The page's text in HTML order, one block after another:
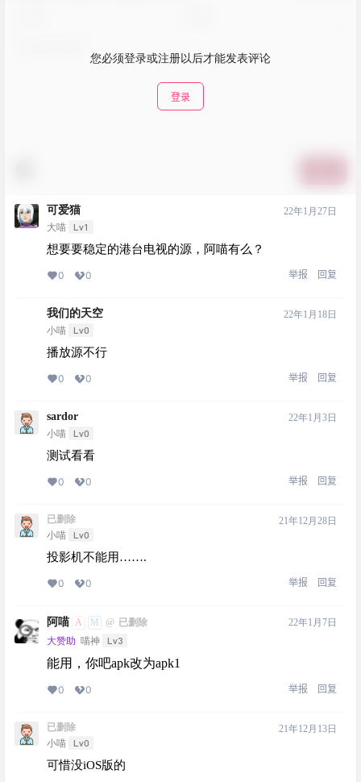
您必须登录或注册以后才能发表评论
登录
可爱猫
大喵 Lv1
22年1月27日
想要要稳定的港台电视的源，阿喵有么？
0 0 举报 回复
我们的天空
小喵 Lv0
22年1月18日
播放源不行
0 0 举报 回复
sardor
小喵 Lv0
22年1月3日
测试看看
0 0 举报 回复
已删除
小喵
Lv0
21年12月28日
投影机不能用…….
0 0 举报 回复
阿喵 A M @ 已删除
大赞助 喵神 Lv3
22年1月7日
能用，你吧apk改为apk1
0 0 举报 回复
已删除
小喵
Lv0
21年12月13日
可惜没iOS版的